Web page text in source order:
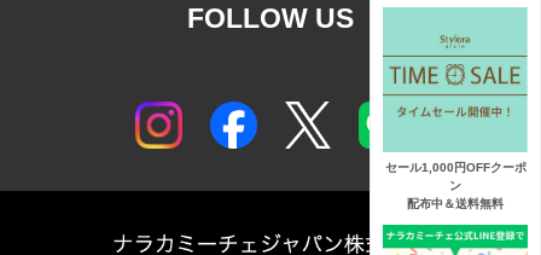
FOLLOW US
セール1,000円OFFクーポ
ン
配布中＆送料無料